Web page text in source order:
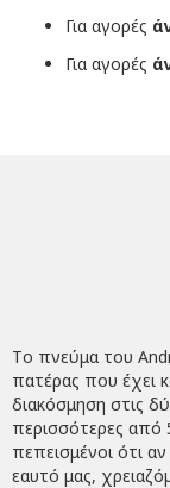
Για αγορές
Για αγορές
Tο πνεύμα του
πατέρας που έχει
διακόσμηση στις
περισσότερες από
πεπεισμένοι ότι
εαυτό μας,